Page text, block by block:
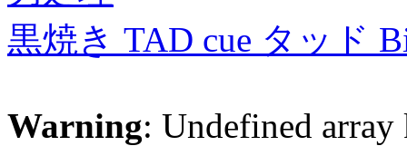
黒焼き TAD cue タッド
Warning: Undefined